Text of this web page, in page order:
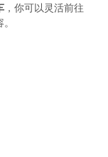
，你可以灵活前往